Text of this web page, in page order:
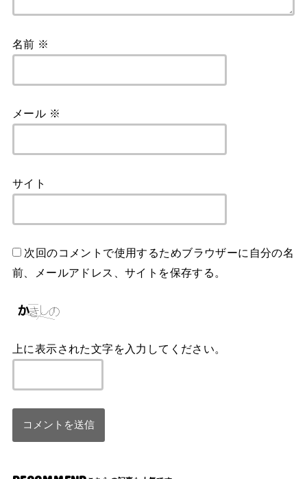
名前 ※
メール ※
サイト
次回のコメントで使用するためブラウザーに自分の名
前、メールアドレス、サイトを保存する。
上に表示された文字を入力してください。